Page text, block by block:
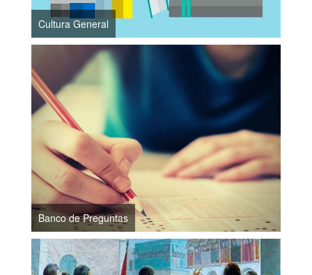
Cultura General
Banco de Preguntas